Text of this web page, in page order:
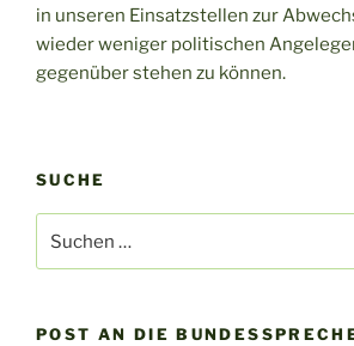
in unseren Einsatzstellen zur
wieder weniger politischen
gegenüber stehen zu können.
SUCHE
nach:
POST AN DIE